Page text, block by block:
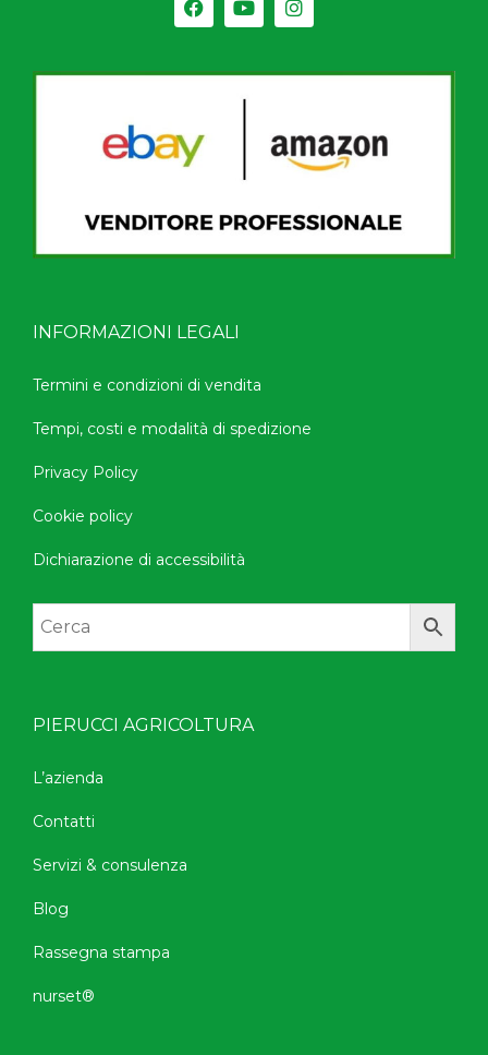
INFORMAZIONI LEGALI
Termini e condizioni di vendita
Tempi, costi e modalità di spedizione
Privacy Policy
Cookie policy
Dichiarazione di accessibilità
PIERUCCI AGRICOLTURA
L’azienda
Contatti
Servizi & consulenza
Blog
Rassegna stampa
nurset®